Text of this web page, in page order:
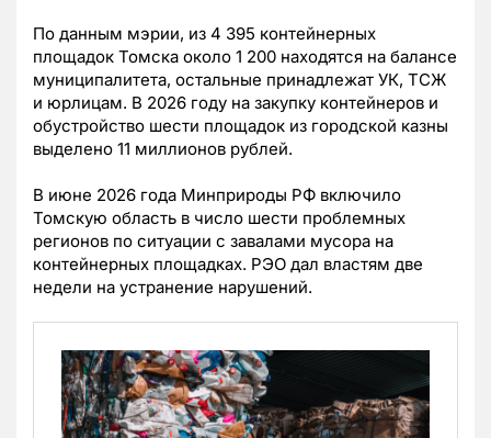
По данным мэрии, из 4 395 контейнерных
площадок Томска около 1 200 находятся на балансе
муниципалитета, остальные принадлежат УК, ТСЖ
и юрлицам. В 2026 году на закупку контейнеров и
обустройство шести площадок из городской казны
выделено 11 миллионов рублей.
В июне 2026 года Минприроды РФ включило
Томскую область в число шести проблемных
регионов по ситуации с завалами мусора на
контейнерных площадках. РЭО дал властям две
недели на устранение нарушений.